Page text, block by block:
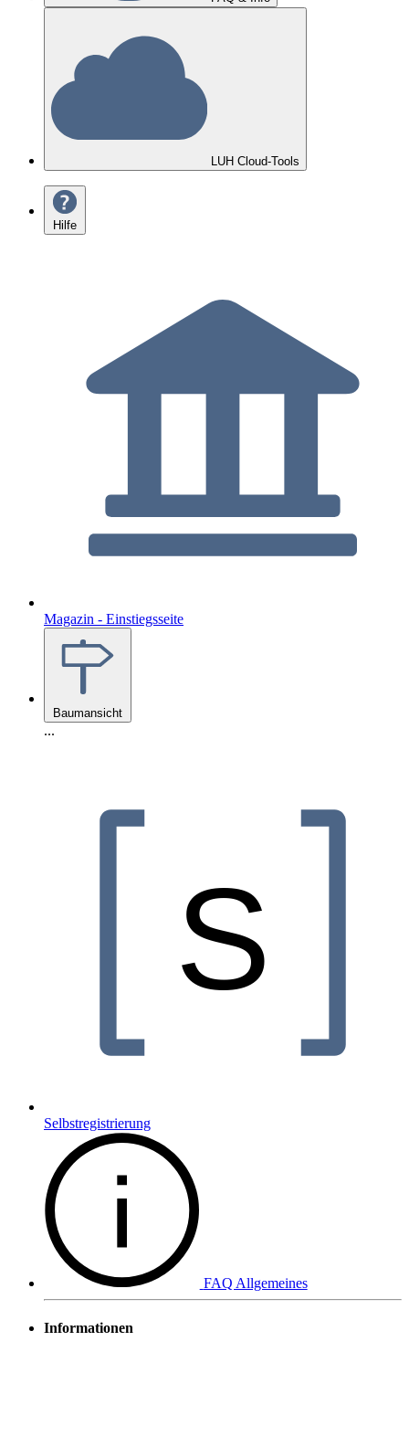
LUH Cloud-Tools
Hilfe
Magazin - Einstiegsseite
Baumansicht
...
Selbstregistrierung
FAQ Allgemeines
Informationen